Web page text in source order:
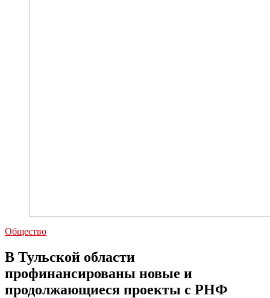
Общество
В Тульской области
профинансированы новые и
продолжающиеся проекты с РНФ